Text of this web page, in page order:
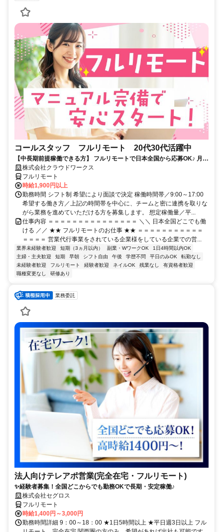
コールスタッフ フルリモート 20代30代活躍中
【中長期前提稼働できる方】 フルリモートで日本全国から応募OK♪ 月稼
働80時間で安定収入！
株式会社クラウドワークス
フルリモート
時給1,900円以上
勤務時間 シフト制 希望により面談で決定 稼働時間帯／9:00～17:00
希望する働き方／上記の時間帯を中心に、チームと密に連携を取りな
がら業務を進めていただける方を募集します。 想定稼働量／平...
仕事内容 ＝＝＝＝＝＝＝＝＝＝＝＝＝＝＝ ＼＼ 日本全国どこでも働
ける ／／ ★★ フルリモートのお仕事 ★★ ＝＝＝＝＝＝＝＝＝＝＝
＝＝＝＝ 営業代行事業をされている企業様をしている企業での営...
業界未経験者歓迎 短期（3ヵ月以内） 副業・WワークOK
1日4時間以内OK
主婦・主夫歓迎
短期 早朝 シフト自由 午後 学歴不問 平日のみOK
転勤なし
未経験者歓迎
フルリモート 経験者歓迎 ネイルOK 残業なし
有資格者歓迎
職種変更なし
研修あり
業務委託
法人向けテレアポ営業(完全在宅・フルリモート)
✨経験者募集！全国どこからでも勤務OKで長期・安定稼働♪
株式会社セグロス
フルリモート
時給1,400円～3,000円
勤務時間詳細 9：00～18：00 ★1日5時間以上 ★平日週3日以上 フル